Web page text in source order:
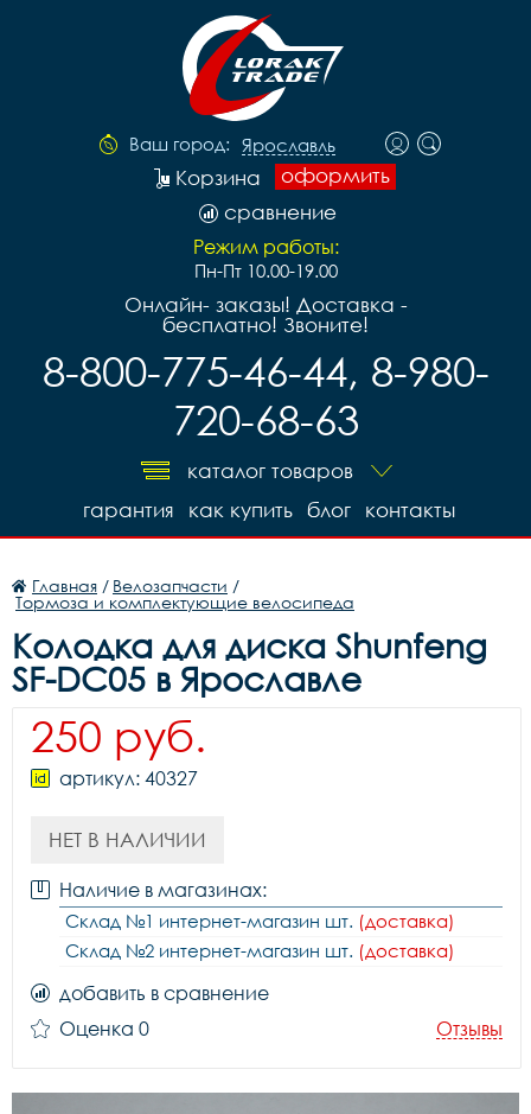
Ваш город: Ярославль
оформить
Корзина
сравнение
Режим работы:
Пн-Пт 10.00-19.00
Онлайн- заказы! Доставка -
бесплатно! Звоните!
8-800-775-46-44, 8-980-
720-68-63
каталог товаров
контакты
блог
как купить
гарантия
Главная / Велозапчасти /
Тормоза и комплектующие велосипеда
Колодка для диска Shunfeng
SF-DC05 в Ярославле
250 руб.
артикул: 40327
НЕТ В НАЛИЧИИ
Наличие в магазинах:
Склад №1 интернет-магазин шт. (доставка)
Склад №2 интернет-магазин шт. (доставка)
добавить в сравнение
Оценка 0
Отзывы